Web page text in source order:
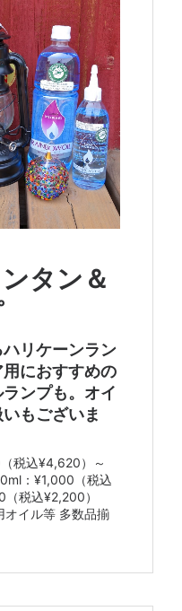
タン＆
リケーンラン
におすすめの
ンプも。オイ
もございま
税込¥4,620）～
：¥1,000（税込
税込¥2,200）
オイル等 多数品揃